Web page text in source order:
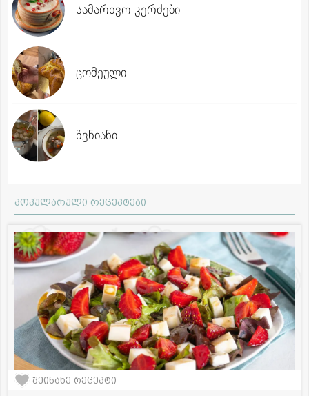
სამარხვო კერძები
ცომეული
წვნიანი
პოპულარული რეცეპტები
შეინახე რეცეპტი